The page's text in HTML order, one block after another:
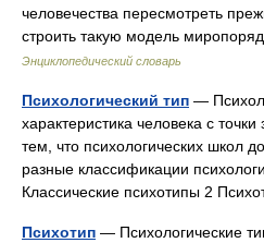
человечества пересмотреть
строить такую модель
Энциклопедический словарь
Психологический тип —
характеристика человека с
тем, что психологических школ
разные классификации
Классические психотипы 2
Психотип — Психологические